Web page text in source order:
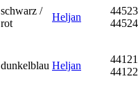
schwarz /
rot
Heljan
44523
44524
dunkelblau Heljan
44121
44122